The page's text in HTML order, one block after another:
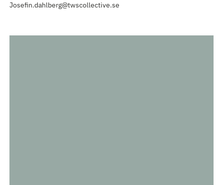
Josefin.dahlberg@twscollective.se